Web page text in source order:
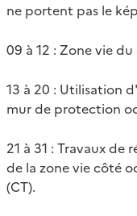
ne portent pas le
09 à 12 : Zone vie du
13 à 20 : Utilisation
mur de protection
21 à 31 : Travaux
de la zone vie côté
(CT).